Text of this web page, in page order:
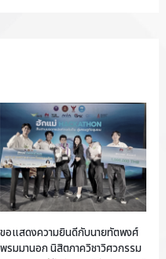
ขอแสดงความยินดีกับนายทัตพงศ์
พรมมานอก นิสิตภาควิชาวิศวกรรม